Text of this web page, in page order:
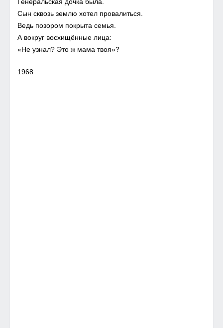
Сын сквозь землю хотел провалиться.
Ведь позором покрыта семья.
А вокруг восхищённые лица:
«Не узнал? Это ж мама твоя»?
1968